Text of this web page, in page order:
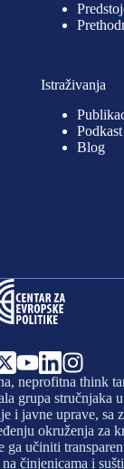
Istraživanja
Podkast
Blog
neprofitna think
grupa stručnjaka
i javne uprave, sa
okruženja za
ga učiniti
činjenicama i